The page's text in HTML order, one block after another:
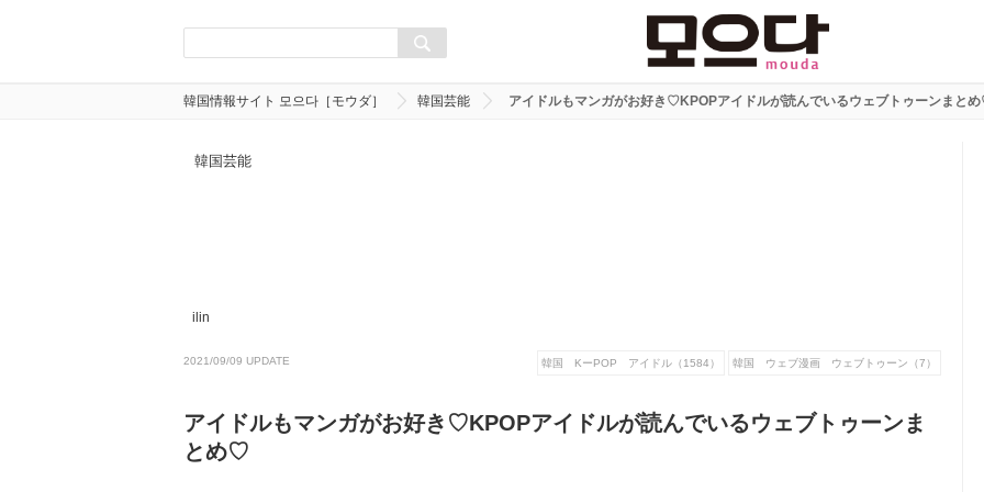
韓国情報サイト 모으다［モウダ］ 韓国芸能 アイドルもマンガがお好き♡KPOPアイドルが読んでいるウェブトゥーンまと
韓国芸能
ilin
2021/09/09 UPDATE 韓国 KーPOP アイドル（1584） 韓国 ウェブ漫画 ウェブトゥーン（7）
アイドルもマンガがお好き♡KPOPアイドルが読んでいるウェブトゥーンま
とめ♡